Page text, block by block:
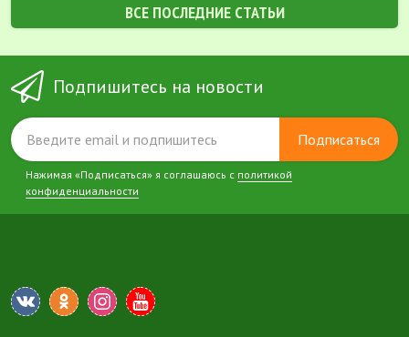
ВСЕ ПОСЛЕДНИЕ СТАТЬИ
Подпишитесь на новости
Подписаться
Нажимая «Подписаться» я соглашаюсь с политикой
конфиденциальности